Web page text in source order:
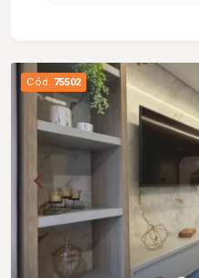
manhã e vista para
sul da cidade.
24hs, elevadores ,
brinquedoteca , hall de
espaço pizza e espaço
Cód. 75502